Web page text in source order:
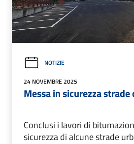
NOTIZIE
24 NOVEMBRE 2025
Messa in sicurezza
Conclusi i lavori di
sicurezza di alcune strade